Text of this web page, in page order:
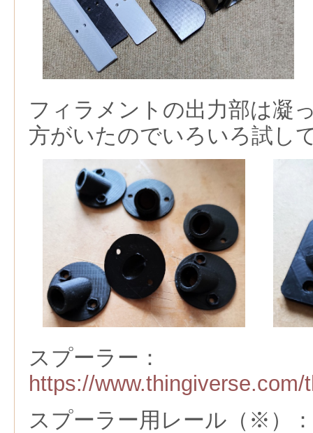
フィラメントの出力部は凝
方がいたのでいろいろ試し
スプーラー：
https://www.thingiverse.com/
スプーラー用レール（※）：